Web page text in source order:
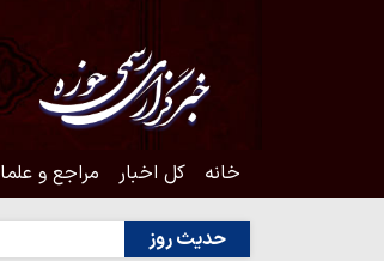
خانه کل اخبار مراجع و علما
حدیث روز